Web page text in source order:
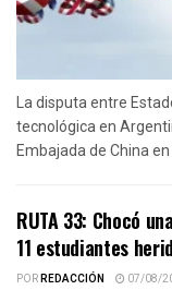
La disputa entre
tecnológica en
Embajada de China en
RUTA 33: Chocó
11 estudiantes
PORREDACCIÓN 07/08/